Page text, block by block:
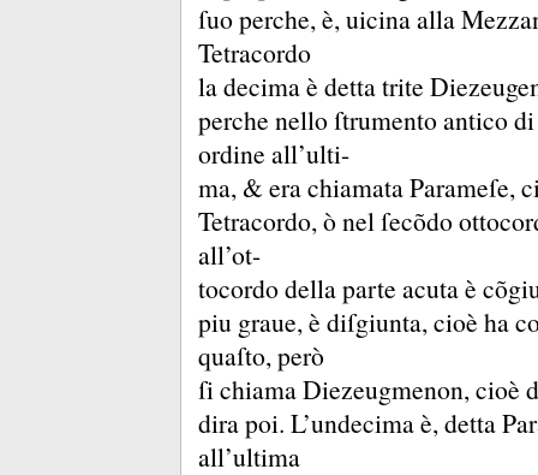
ſuo perche, è, uicina alla
Tetracordo
la decima è detta trite
perche nello ſtrumento antico
ordine all’ulti-
ma, & era chiamata Parameſe,
Tetracordo, ò nel ſecõdo
all’ot-
tocordo della parte acuta è
piu graue, è diſgiunta, cioè ha
quaſto, però
ſi chiama Diezeugmenon, cioè
dira poi. L’undecima è, detta
all’ultima